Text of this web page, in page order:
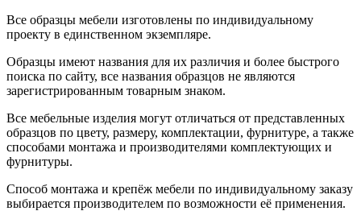
Все образцы мебели изготовлены по индивидуальному
проекту в единственном экземпляре.
Образцы имеют названия для их различия и более быстрого
поиска по сайту, все названия образцов не являются
зарегистрированным товарным знаком.
Все мебельные изделия могут отличаться от представленных
образцов по цвету, размеру, комплектации, фурнитуре, а также
способами монтажа и производителями комплектующих и
фурнитуры.
Способ монтажа и крепёж мебели по индивидуальному заказу
выбирается производителем по возможности её применения.